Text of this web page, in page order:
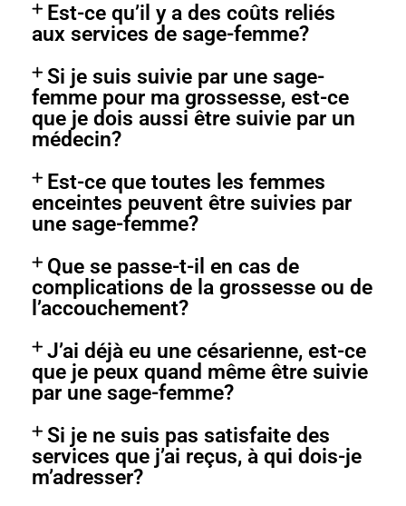
Est-ce qu’il y a des coûts reliés
aux services de sage-femme?
Si je suis suivie par une sage-
femme pour ma grossesse, est-ce
que je dois aussi être suivie par un
médecin?
Est-ce que toutes les femmes
enceintes peuvent être suivies par
une sage-femme?
Que se passe-t-il en cas de
complications de la grossesse ou de
l’accouchement?
J’ai déjà eu une césarienne, est-ce
que je peux quand même être suivie
par une sage-femme?
Si je ne suis pas satisfaite des
services que j’ai reçus, à qui dois-je
m’adresser?